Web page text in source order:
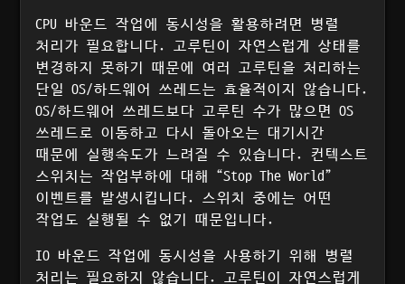
CPU 바운드 작업에 동시성을 활용하려면 병렬
처리가 필요합니다. 고루틴이 자연스럽게 상태를
변경하지 못하기 때문에 여러 고루틴을 처리하는
단일 OS/하드웨어 쓰레드는 효율적이지 않습니다.
OS/하드웨어 쓰레드보다 고루틴 수가 많으면 OS
쓰레드로 이동하고 다시 돌아오는 대기시간
때문에 실행속도가 느려질 수 있습니다. 컨텍스트
스위치는 작업부하에 대해 “Stop The World”
이벤트를 발생시킵니다. 스위치 중에는 어떤
작업도 실행될 수 없기 때문입니다.
IO 바운드 작업에 동시성을 사용하기 위해 병렬
처리는 필요하지 않습니다. 고루틴이 자연스럽게